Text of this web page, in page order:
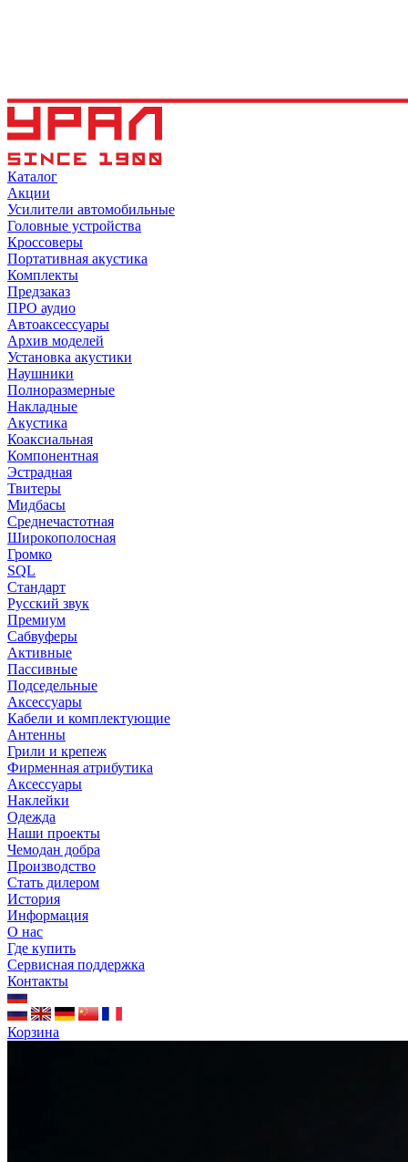
Каталог
Акции
Усилители автомобильные
Головные устройства
Кроссоверы
Портативная акустика
Комплекты
Предзаказ
ПРО аудио
Автоаксессуары
Архив моделей
Установка акустики
Наушники
Полноразмерные
Накладные
Акустика
Коаксиальная
Компонентная
Эстрадная
Твитеры
Мидбасы
Среднечастотная
Широкополосная
Громко
SQL
Стандарт
Русский звук
Премиум
Сабвуферы
Активные
Пассивные
Подседельные
Аксессуары
Кабели и комплектующие
Антенны
Грили и крепеж
Фирменная атрибутика
Аксессуары
Наклейки
Одежда
Наши проекты
Чемодан добра
Производство
Стать дилером
История
Информация
О нас
Где купить
Сервисная поддержка
Контакты
Корзина